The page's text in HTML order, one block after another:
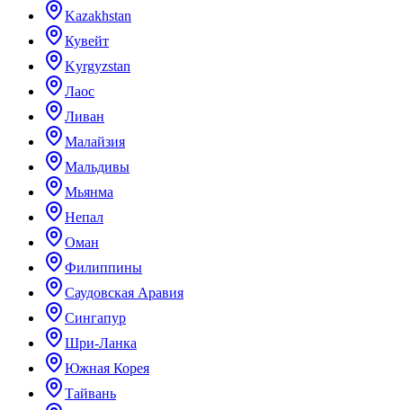
Kazakhstan
Кувейт
Kyrgyzstan
Лаос
Ливан
Малайзия
Мальдивы
Мьянма
Непал
Оман
Филиппины
Саудовская Аравия
Сингапур
Шри-Ланка
Южная Корея
Тайвань